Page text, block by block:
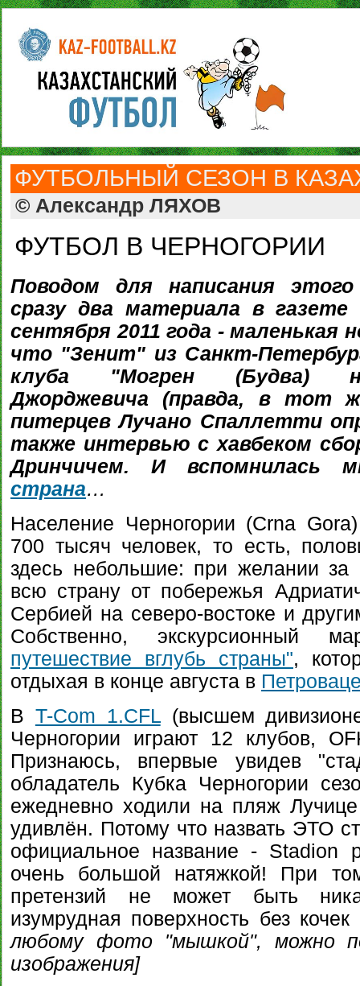
ФУТБОЛЬНЫЙ СЕЗОН В
© Александр ЛЯХОВ
ФУТБОЛ В ЧЕРНОГОРИИ
Поводом для написания
сразу два материала в газете
сентября 2011 года - маленькая
что "Зенит" из Санкт-
клуба "Могрен (Будва)
Джорджевича (правда, в тот
питерцев Лучано Спаллетти
также интервью с хавбеком
Дринчичем. И вспомнилась
страна…
Население Черногории (Crna Gora)
700 тысяч человек, то есть,
здесь небольшие: при желании
всю страну от побережья
Сербией на северо-востоке и
Собственно, экскурсионный
путешествие вглубь страны",
отдыхая в конце августа в
В T-Com 1.CFL(высшем
Черногории играют 12 клубов,
Признаюсь, впервые увидев
обладатель Кубка Черногории
ежедневно ходили на пляж
удивлён. Потому что назвать ЭТО
официальное название - Stadion
очень большой натяжкой! При
претензий не может быть
изумрудная поверхность без
любому фото "мышкой", можно
изображения]